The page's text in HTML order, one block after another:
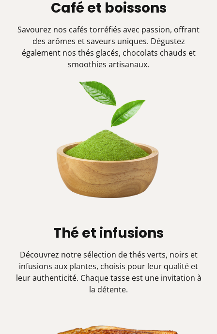
Café et boissons
Savourez nos cafés torréfiés avec passion, offrant
des arômes et saveurs uniques. Dégustez
également nos thés glacés, chocolats chauds et
smoothies artisanaux.
Thé et infusions
Découvrez notre sélection de thés verts, noirs et
infusions aux plantes, choisis pour leur qualité et
leur authenticité. Chaque tasse est une invitation à
la détente.